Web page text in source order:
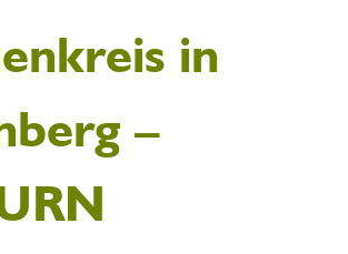
in
–